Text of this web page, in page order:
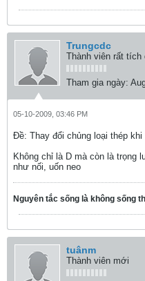
Trungcdc
Thành viên rất tích
Tham gia ngày:
05-10-2009, 03:46 PM
Ðề: Thay đổi chủng loại thép khi
Không chỉ là D mà còn là trọng
như nối, uốn neo
Nguyên tắc sống là không sống
tuânm
Thành viên mới